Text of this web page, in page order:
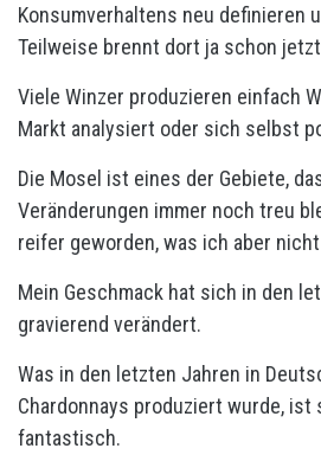
Konsumverhaltens neu definieren
Teilweise brennt dort ja schon
Viele Winzer produzieren einfach
Markt analysiert oder sich selbst
Die Mosel ist eines der Gebiete,
Veränderungen immer noch treu
reifer geworden, was ich aber
Mein Geschmack hat sich in den
gravierend verändert.
Was in den letzten Jahren in
Chardonnays produziert wurde,
fantastisch.